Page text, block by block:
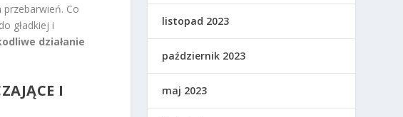
Co
gładkiej i
działanie
I
listopad 2023
październik 2023
maj 2023